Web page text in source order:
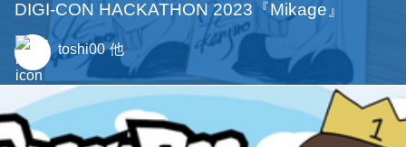
DIGI-CON HACKATHON 2023『Mikage』
toshi00 他